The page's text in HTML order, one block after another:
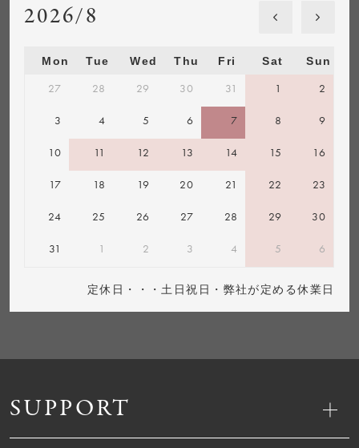
SUPPORT
2026/8
Mon Tue Wed Thu Fri Sat Sun
27 28 29 30 31 1 2
3 4 5 6 7 8 9
10 11 12 13 14 15 16
17 18 19 20 21 22 23
24 25 26 27 28 29 30
31 1 2 3 4 5 6
定休日・・・土日祝日・弊社が定める休業日